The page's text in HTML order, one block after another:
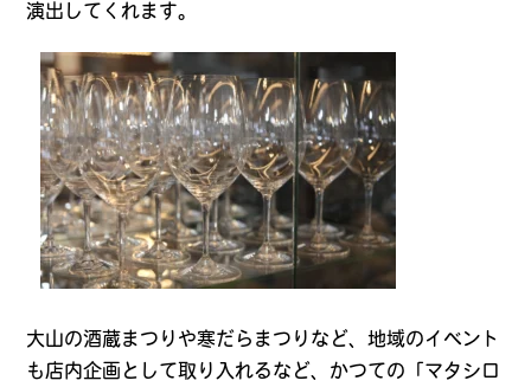
演出してくれます。
大山の酒蔵まつりや寒だらまつりなど、地域のイベント
も店内企画として取り入れるなど、かつての「マタシロ